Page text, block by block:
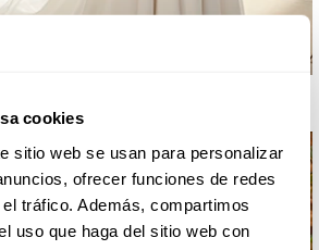
cookies
sitio web se usan para personalizar
ofrecer funciones de redes
tráfico. Además, compartimos
uso que haga del sitio web con